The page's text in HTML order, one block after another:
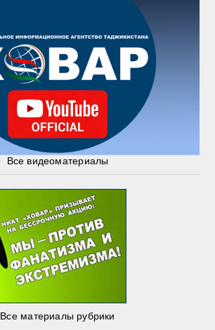
Все видеоматериалы
Все материалы рубрики